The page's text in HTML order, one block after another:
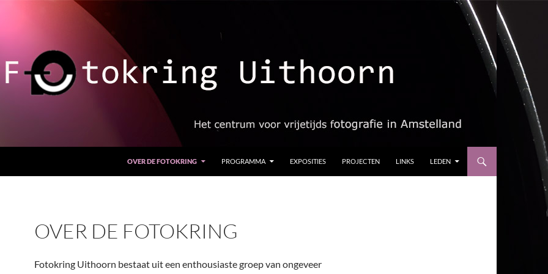
OVER DE FOTOKRING PROGRAMMA EXPOSITIES PROJECTEN LINKS LEDEN
OVER DE FOTOKRING
Fotokring Uithoorn bestaat uit een enthousiaste groep van ongeveer